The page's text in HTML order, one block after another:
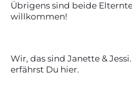
Übrigens sind beide
willkommen!
Wir, das sind Janette & Jessi.
erfährst Du hier.